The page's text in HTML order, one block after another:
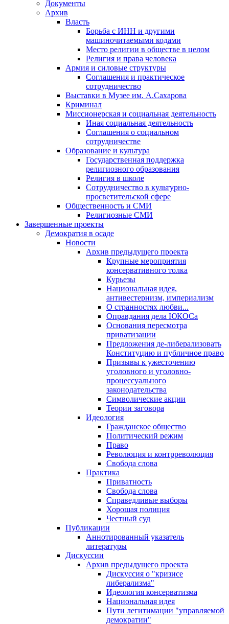
Документы
Архив
Власть
Борьба с ИНН и другими
машиночитаемыми кодами
Место религии в обществе в целом
Религия и права человека
Армия и силовые структуры
Соглашения и практическое
сотрудничество
Выставки в Музее им. А.Сахарова
Криминал
Миссионерская и социальная деятельность
Иная социальная деятельность
Соглашения о социальном
сотрудничестве
Образование и культура
Государственная поддержка
религиозного образования
Религия в школе
Сотрудничество в культурно-
просветительской сфере
Общественность и СМИ
Религиозные СМИ
Завершенные проекты
Демократия в осаде
Новости
Архив предыдущего проекта
Крупные мероприятия
консервативного толка
Курьезы
Национальная идея,
антивестернизм, империализм
О странностях любви...
Оправдания дела ЮКОСа
Основания пересмотра
приватизации
Предложения де-либерализовать
Конституцию и публичное право
Призывы к ужесточению
уголовного и уголовно-
процессуального
законодательства
Символические акции
Теории заговора
Идеология
Гражданское общество
Политический режим
Право
Революция и контрреволюция
Свобода слова
Практика
Приватность
Свобода слова
Справедливые выборы
Хорошая полиция
Честный суд
Публикации
Аннотированный указатель
литературы
Дискуссии
Архив предыдущего проекта
Дискуссия о "кризисе
либерализма"
Идеология консерватизма
Национальная идея
Пути легитимации "управляемой
демократии"